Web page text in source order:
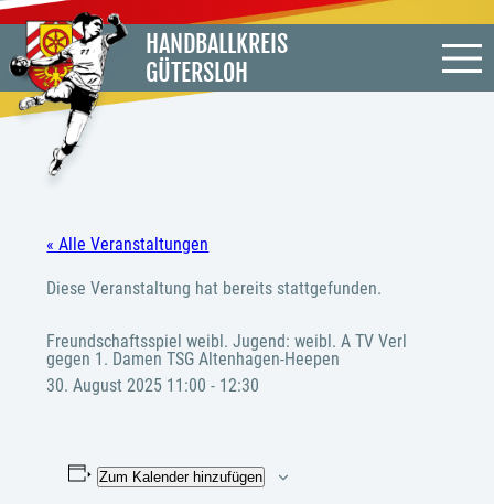
HANDBALLKREIS
GÜTERSLOH
« Alle Veranstaltungen
Diese Veranstaltung hat bereits stattgefunden.
Freundschaftsspiel weibl. Jugend: weibl. A TV Verl
gegen 1. Damen TSG Altenhagen-Heepen
30. August 2025 11:00 - 12:30
Zum Kalender hinzufügen